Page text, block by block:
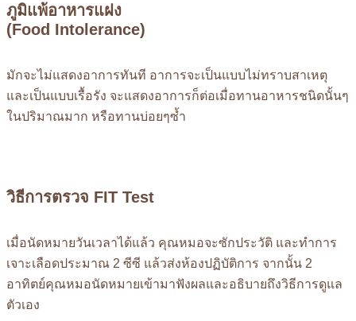
ภูมิแพ้อาหารแฝง
(Food Intolerance)
มักจะไม่แสดงอาการทันที อาการจะเป็นแบบไม่ทราบสาเหตุ
และเป็นแบบเรื้อรัง จะแสดงอาการก็ต่อเมื่อทานอาหารชนิดนั้นๆ
ในปริมาณมาก หรือทานบ่อยๆซ้ำ
วิธีการตรวจ FIT Test
เมื่อนัดหมายวันเวลาได้แล้ว คุณหมอจะซักประวัติ และทำการ
เจาะเลือดประมาณ 2 ซีซี แล้วส่งห้องปฏิบัติการ จากนั้น 2
อาทิตย์คุณหมอนัดหมายเข้ามาฟังผลและอธิบายถึงวิธีการดูแล
ตัวเอง